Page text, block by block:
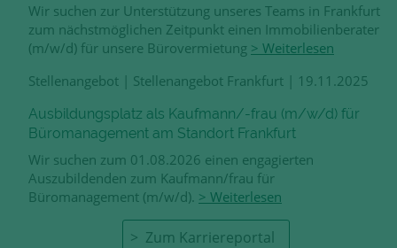
Wir suchen zur Unterstützung unseres Teams in Frankfurt
zum nächstmöglichen Zeitpunkt einen Immobilienberater
(m/w/d) für unsere Bürovermietung > Weiterlesen
Stellenangebot | Stellenangebot Frankfurt | 19.11.2025
Ausbildungsplatz als Kaufmann/-frau (m/w/d) für
Büromanagement am Standort Frankfurt
Wir suchen zum 01.08.2026 einen engagierten
Auszubildenden zum Kaufmann/frau für
Büromanagement (m/w/d). > Weiterlesen
Zum Karriereportal